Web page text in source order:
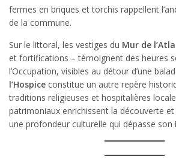
fermes en briques et torchis rappellent
de la commune.
Sur le littoral, les vestiges du Mur de
et fortifications – témoignent des heures
l’Occupation, visibles au détour d’une
l’Hospice constitue un autre repère
traditions religieuses et hospitalières
patrimoniaux enrichissent la découverte
une profondeur culturelle qui dépasse son